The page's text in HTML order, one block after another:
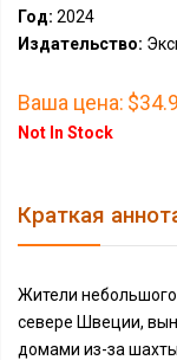
Год: 2024
Издательство:
Ваша цена:
Not In Stock
Краткая
Жители
севере Швеции,
домами из-за